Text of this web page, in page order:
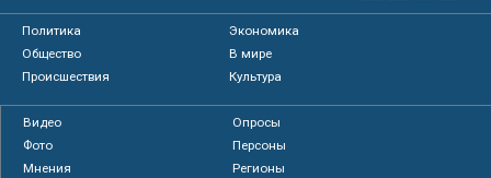
Политика
Экономика
Общество
В мире
Происшествия
Культура
Видео
Опросы
Фото
Персоны
Мнения
Регионы